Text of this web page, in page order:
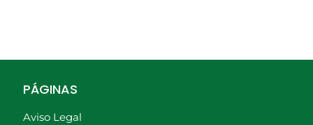
PÁGINAS
Aviso Legal